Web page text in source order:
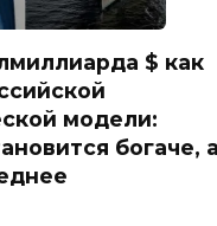
$ как
модели:
богаче, а